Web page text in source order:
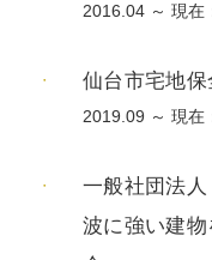
2016.04 ～ 現在
仙台市宅地保
2019.09 ～ 現在
一般社団法
波に強い建